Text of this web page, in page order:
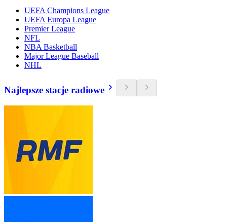
UEFA Champions League
UEFA Europa League
Premier League
NFL
NBA Basketball
Major League Baseball
NHL
Najlepsze stacje radiowe